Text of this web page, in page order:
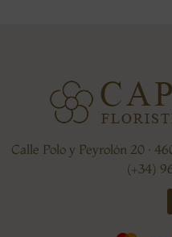
Calle Polo y Peyrolón 20 ·
(+34)